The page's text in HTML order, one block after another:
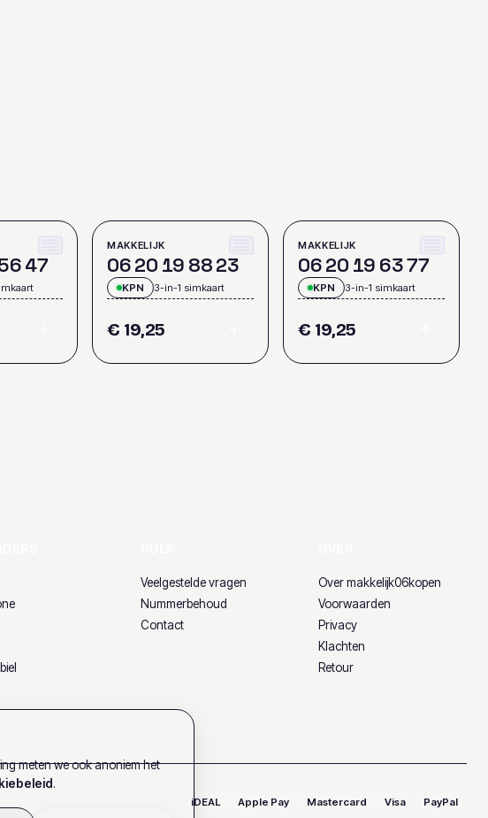
647
MAKKELIJK
0620 19 8823
KPN 3-in-1 simkaart
€ 19,25
MAKKELIJK
0620 19 6377
KPN 3-in-1 simkaart
€ 19,25
Veelgestelde vragen
Nummerbehoud
Contact
Over makkelijk06kopen
Voorwaarden
Privacy
Klachten
Retour
iDEAL Apple Pay Mastercard Visa PayPal
meten we ook anoniem het
.